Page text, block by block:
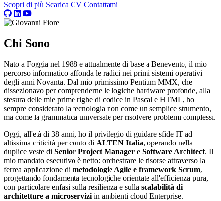
Scopri di più Scarica CV Contattami
Chi Sono
Nato a Foggia nel 1988 e attualmente di base a Benevento, il mio
percorso informatico affonda le radici nei primi sistemi operativi
degli anni Novanta. Dal mio primissimo Pentium MMX, che
dissezionavo per comprenderne le logiche hardware profonde, alla
stesura delle mie prime righe di codice in Pascal e HTML, ho
sempre considerato la tecnologia non come un semplice strumento,
ma come la grammatica universale per risolvere problemi complessi.
Oggi, all'età di 38 anni, ho il privilegio di guidare sfide IT ad
altissima criticità per conto di ALTEN Italia, operando nella
duplice veste di Senior Project Manager e Software Architect. Il
mio mandato esecutivo è netto: orchestrare le risorse attraverso la
ferrea applicazione di metodologie Agile e framework Scrum,
progettando fondamenta tecnologiche orientate all'efficienza pura,
con particolare enfasi sulla resilienza e sulla scalabilità di
architetture a microservizi in ambienti cloud Enterprise.